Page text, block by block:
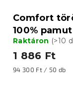
Comfort
100% pamut
Raktáron (>10
1 886 Ft
Egységár:
94 300 Ft / 50 db